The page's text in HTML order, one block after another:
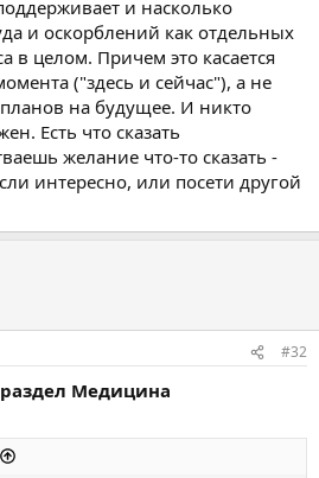
и насколько
и оскорблений как отдельных
в целом. Причем это касается
("здесь и сейчас"), а не
на будущее. И никто
Есть что сказать
желание что-то сказать -
интересно, или посети другой
#32
Медицина